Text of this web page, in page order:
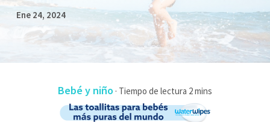
Ene 24, 2024
Bebé y niño ·